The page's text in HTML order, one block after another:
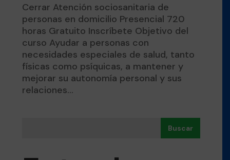
Cerrar Atención sociosanitaria de
personas en domicilio Presencial 720
horas Gratuito Inscríbete Objetivo del
curso Ayudar a personas con
necesidades especiales de salud, tanto
físicas como psíquicas, a mantener y
mejorar su autonomía personal y sus
relaciones...
Buscar